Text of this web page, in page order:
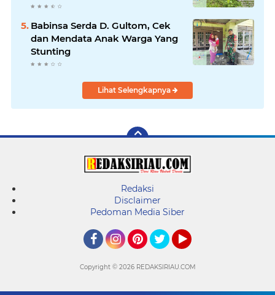
Belutu
Babinsa Serda D. Gultom, Cek
dan Mendata Anak Warga Yang
Stunting
Lihat Selengkapnya
Redaksi
Disclaimer
Pedoman Media Siber
Copyright © 2026 REDAKSIRIAU.COM